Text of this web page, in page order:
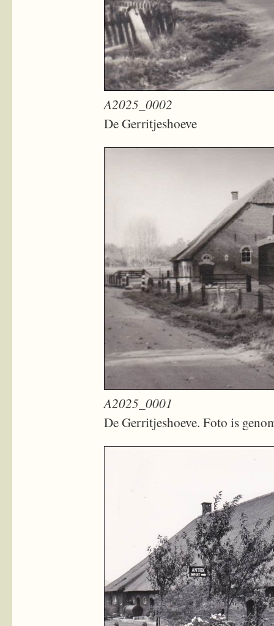
A2025_0002
De Gerritjeshoeve
A2025_0001
De Gerritjeshoeve. Foto is